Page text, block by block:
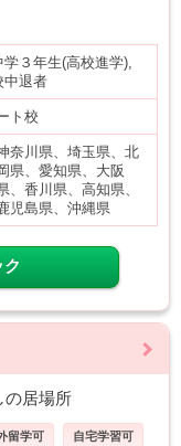
３年生(高校進学),
中退者
ト校
奈川県、埼玉県、北
県、愛知県、大阪
、香川県、高知県、
児島県、沖縄県
の居場所
留学可 自宅学習可